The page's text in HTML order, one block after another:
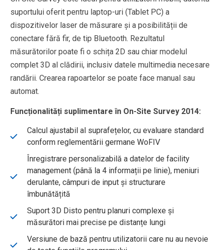
suportului oferit pentru laptop-uri (Tablet PC) a
dispozitivelor laser de măsurare și a posibilității de
conectare fără fir, de tip Bluetooth. Rezultatul
măsurătorilor poate fi o schița 2D sau chiar modelul
complet 3D al clădirii, inclusiv datele multimedia necesare
randării. Crearea rapoartelor se poate face manual sau
automat.
Funcționalități suplimentare în On-Site Survey 2014:
Calcul ajustabil al suprafețelor, cu evaluare standard
conform reglementării germane WoFIV
Înregistrare personalizabilă a datelor de facility
management (până la 4 informații pe linie), meniuri
derulante, câmpuri de input și structurare
îmbunătățită
Suport 3D Disto pentru planuri complexe și
măsurători mai precise pe distanțe lungi
Versiune de bază pentru utilizatorii care nu au nevoie